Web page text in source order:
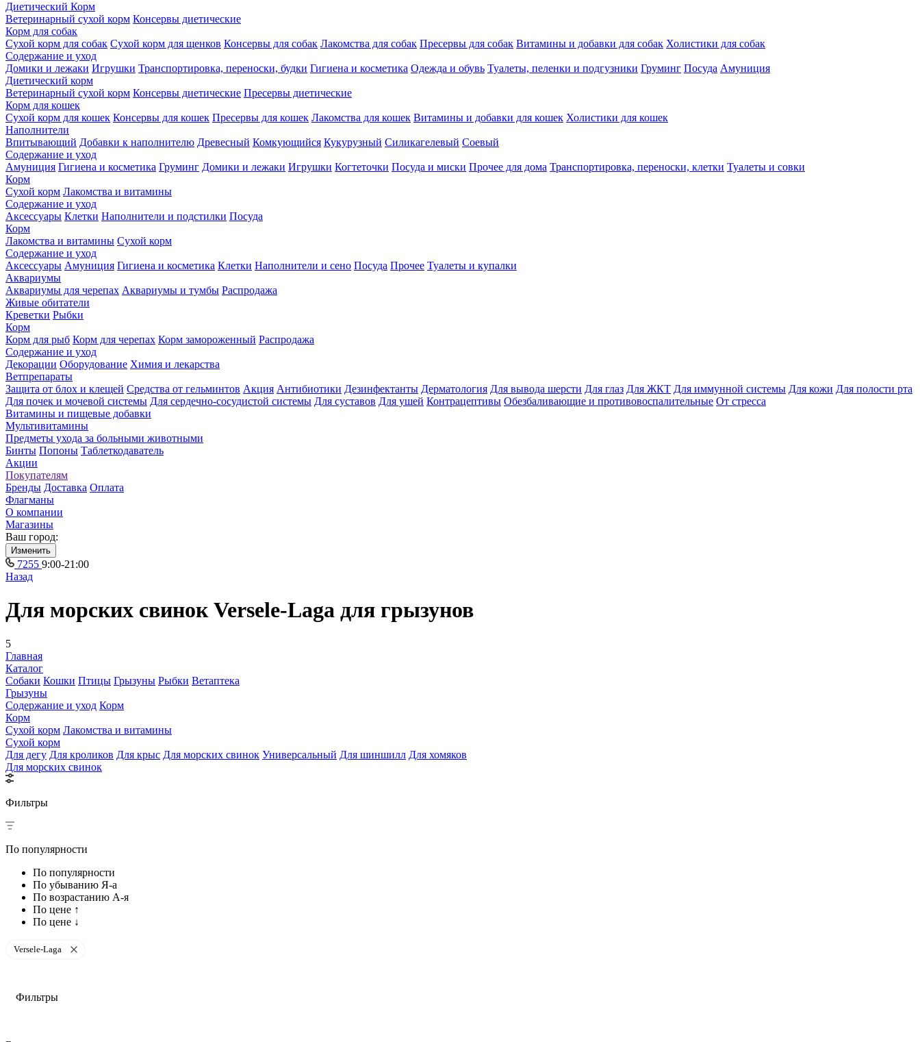
Диетический Корм
Ветеринарный сухой корм Консервы диетические
Корм для собак
Сухой корм для собак Сухой корм для щенков Консервы для собак Лакомства для собак Пресервы для собак Витамины и добавки для собак Холистики для собак
Содержание и уход
Домики и лежаки Игрушки Транспортировка, переноски, будки Гигиена и косметика Одежда и обувь Туалеты, пеленки и подгузники Груминг Посуда Амуниция
Диетический корм
Ветеринарный сухой корм Консервы диетические Пресервы диетические
Корм для кошек
Сухой корм для кошек Консервы для кошек Пресервы для кошек Лакомства для кошек Витамины и добавки для кошек Холистики для кошек
Наполнители
Впитывающий Добавки к наполнителю Древесный Комкующийся Кукурузный Силикагелевый Соевый
Содержание и уход
Амуниция Гигиена и косметика Груминг Домики и лежаки Игрушки Когтеточки Посуда и миски Прочее для дома Транспортировка, переноски, клетки Туалеты и совки
Корм
Сухой корм Лакомства и витамины
Содержание и уход
Аксессуары Клетки Наполнители и подстилки Посуда
Корм
Лакомства и витамины Сухой корм
Содержание и уход
Аксессуары Амуниция Гигиена и косметика Клетки Наполнители и сено Посуда Прочее Туалеты и купалки
Аквариумы
Аквариумы для черепах Аквариумы и тумбы Распродажа
Живые обитатели
Креветки Рыбки
Корм
Корм для рыб Корм для черепах Корм замороженный Распродажа
Содержание и уход
Декорации Оборудование Химия и лекарства
Ветпрепараты
Защита от блох и клещей Средства от гельминтов Акция Антибиотики Дезинфектанты Дерматология Для вывода шерсти Для глаз Для ЖКТ Для иммунной системы Для кожи Для полости рта
Для почек и мочевой системы Для сердечно-сосудистой системы Для суставов Для ушей Контрацептивы Обезбаливающие и противовоспалительные От стресса
Витамины и пищевые добавки
Мультивитамины
Предметы ухода за больными животными
Бинты Попоны Таблеткодаватель
Акции
Покупателям
Бренды Доставка Оплата
Флагманы
О компании
Магазины
Ваш город:
Изменить
7255 9:00-21:00
Назад
Для морских свинок Versele-Laga для грызунов
5
Главная
Каталог
Собаки Кошки Птицы Грызуны Рыбки Ветаптека
Грызуны
Содержание и уход Корм
Корм
Сухой корм Лакомства и витамины
Сухой корм
Для дегу Для кроликов Для крыс Для морских свинок Универсальный Для шиншилл Для хомяков
Для морских свинок
Фильтры
По популярности
По популярности
По убыванию Я-а
По возрастанию А-я
По цене ↑
По цене ↓
Versele-Laga
Фильтры